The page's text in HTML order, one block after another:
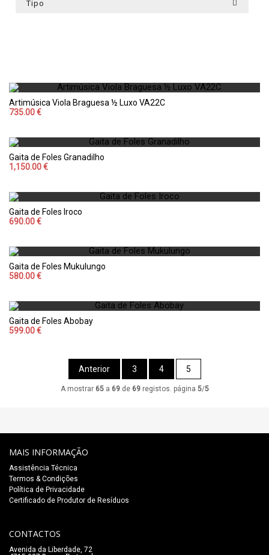
Tipo
Artimúsica Viola Braguesa ½ Luxo VA22C
735.00 €
Gaita de Foles Granadilho
1,150.00 €
Gaita de Foles Iroco
690.00 €
Gaita de Foles Mukulungo
580.00 €
Gaita de Foles Abobay
599.00 €
Anterior 3 4 5
A mostrar 65a 69de 69registos. página 5/5
MAIS INFORMAÇÃO
Assistência Técnica
Termos & Condições
Política de Privacidade
Certificado de Produtor de Resíduos
CONTACTOS
Avenida da Liberdade, 72